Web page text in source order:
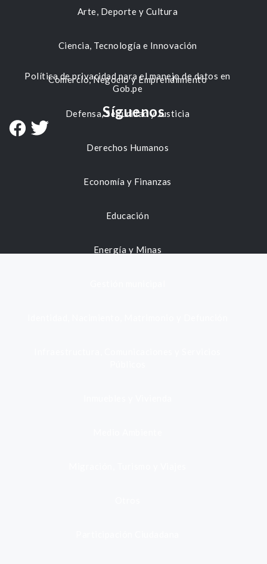
Arte, Deporte y Cultura
Ciencia, Tecnología e Innovación
Comercio, Negocio y Emprendimiento
Defensa, Seguridad y Justicia
Derechos Humanos
Economía y Finanzas
Educación
Energía y Minas
Política de privacidad para el manejo de datos en
Gob.pe
Síguenos